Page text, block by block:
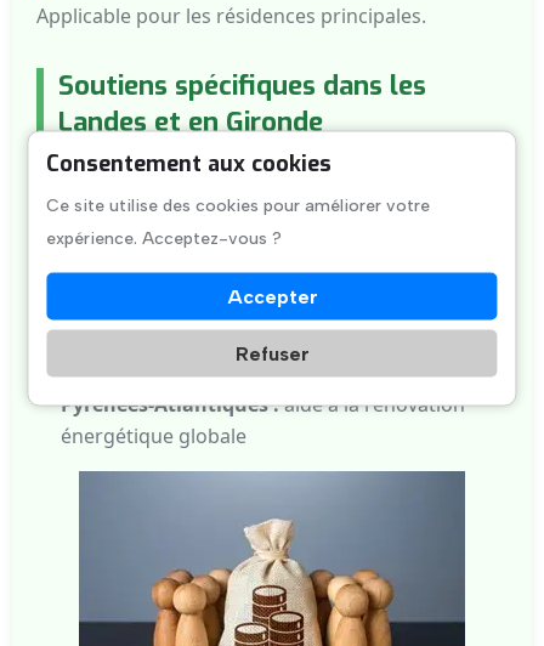
Applicable pour les résidences principales.
Soutiens spécifiques dans les
Landes et en Gironde
Des aides complémentaires existent au niveau
départemental :
Gironde :
bonus "Climat" pour les installations
Landes :éco-subvention pour les maisons
Pyrénées-Atlantiques :aide à la rénovation
énergétique globale
Consentement aux cookies
Ce site utilise des cookies pour améliorer votre
expérience. Acceptez-vous ?
Accepter
Refuser